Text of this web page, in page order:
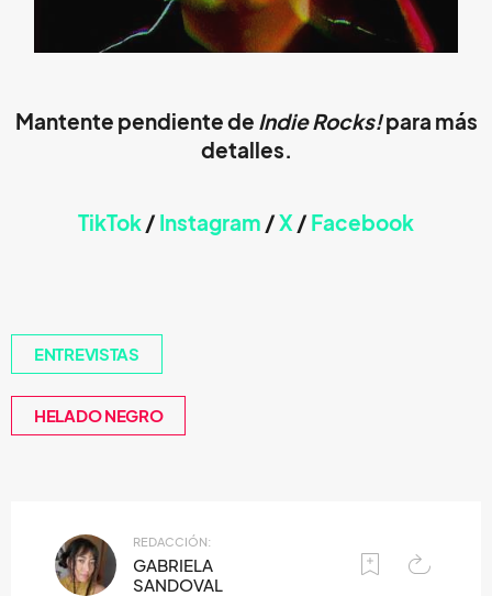
Mantente pendiente de Indie Rocks!para más
detalles.
TikTok/Instagram /X /Facebook
ENTREVISTAS
HELADO NEGRO
REDACCIÓN:
GABRIELA
SANDOVAL